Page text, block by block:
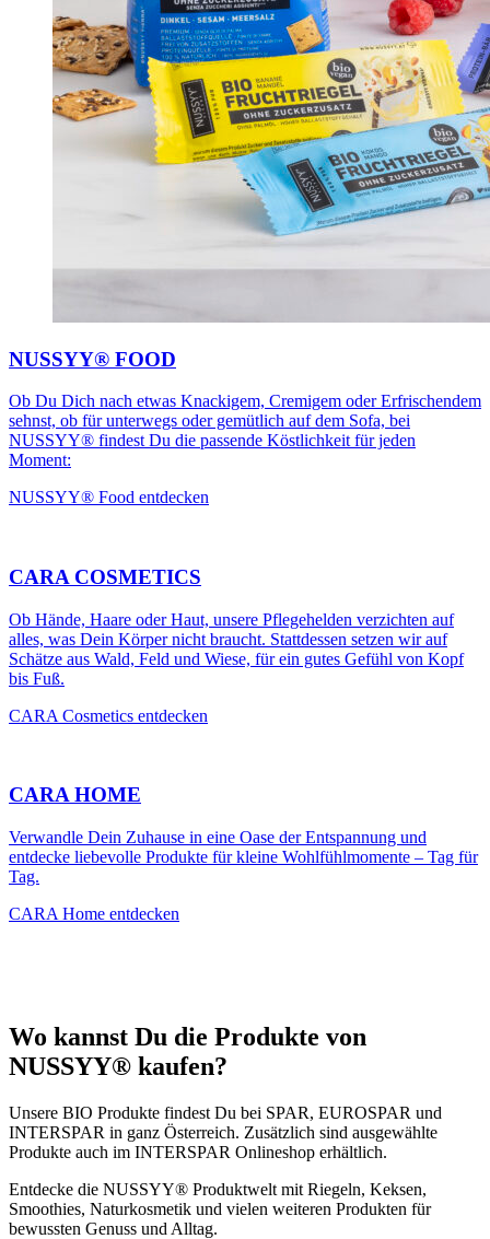
NUSSYY® FOOD
Ob Du Dich nach etwas Knackigem, Cremigem oder Erfrischendem
sehnst, ob für unterwegs oder gemütlich auf dem Sofa, bei
NUSSYY® findest Du die passende Köstlichkeit für jeden
Moment:
NUSSYY® Food entdecken
CARA COSMETICS
Ob Hände, Haare oder Haut, unsere Pflegehelden verzichten auf
alles, was Dein Körper nicht braucht. Stattdessen setzen wir auf
Schätze aus Wald, Feld und Wiese, für ein gutes Gefühl von Kopf
bis Fuß.
CARA Cosmetics entdecken
CARA HOME
Verwandle Dein Zuhause in eine Oase der Entspannung und
entdecke liebevolle Produkte für kleine Wohlfühlmomente – Tag für
Tag.
CARA Home entdecken
Wo kannst Du die Produkte von
NUSSYY® kaufen?
Unsere BIO Produkte findest Du bei SPAR, EUROSPAR und
INTERSPAR in ganz Österreich. Zusätzlich sind ausgewählte
Produkte auch im INTERSPAR Onlineshop erhältlich.
Entdecke die NUSSYY® Produktwelt mit Riegeln, Keksen,
Smoothies, Naturkosmetik und vielen weiteren Produkten für
bewussten Genuss und Alltag.